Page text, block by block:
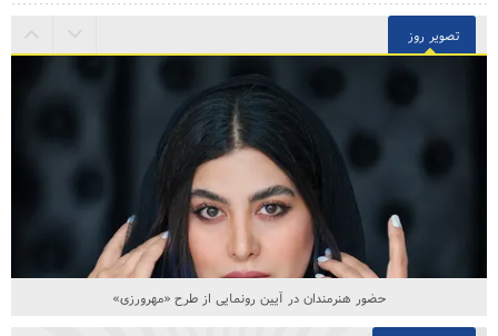
تصویر روز
حضور هنرمندان در آیین رونمایی از طرح «مهرورزی»